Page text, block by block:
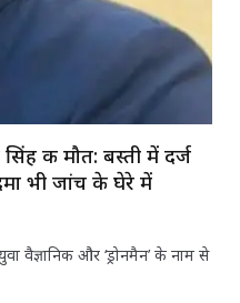
की मौत: बस्ती में दर्ज
भी जांच के घेरे में
वैज्ञानिक और ‘ड्रोनमैन’ के नाम से